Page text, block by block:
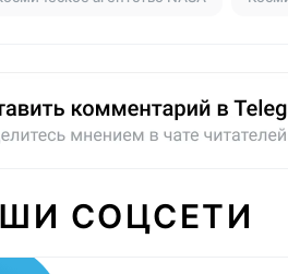
СОЦСЕТИ